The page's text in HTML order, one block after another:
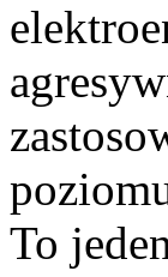
To